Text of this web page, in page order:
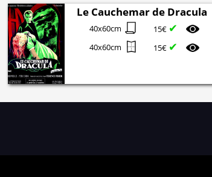
Le Cauchemar de Dracula
40x60cm 15€ ✔
40x60cm 15€ ✔